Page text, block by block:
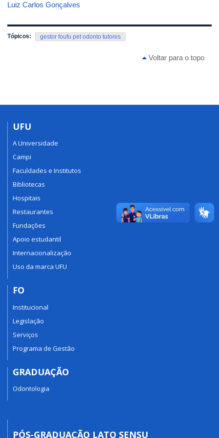
Luiz Carlos Gonçalves
Tópicos: gestor foufu pet odonto tutores
Voltar para o topo
UFU
A Universidade
Campi
Faculdades e Institutos
Bibliotecas
Hospitais
Restaurantes
Fundações
Apoio estudantil
Internacionalização
Uso da marca UFU
FO
Institucional
Legislação
Serviços
Programa de Gestão
GRADUAÇÃO
Odontologia
PÓS-GRADUAÇÃO LATO SENSU